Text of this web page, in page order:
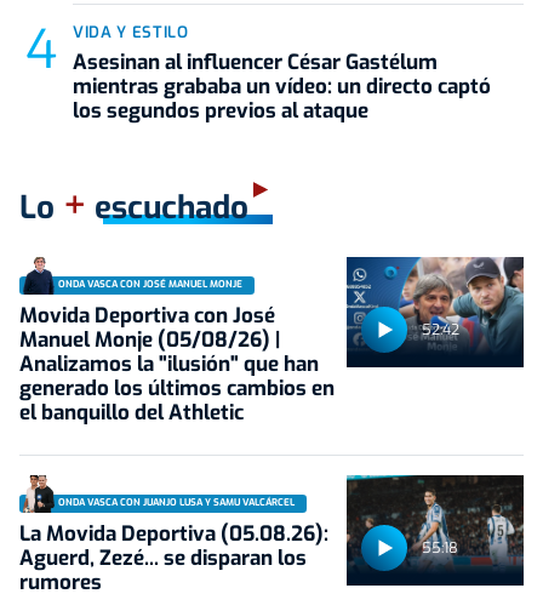
VIDA Y ESTILO
Asesinan al influencer César Gastélum
mientras grababa un vídeo: un directo captó
los segundos previos al ataque
Lo + escuchado
52:42
ONDA VASCA CON JOSÉ MANUEL MONJE
Movida Deportiva con José
Manuel Monje (05/08/26) |
Analizamos la "ilusión" que han
generado los últimos cambios en
el banquillo del Athletic
55:18
ONDA VASCA CON JUANJO LUSA Y SAMU VALCÁRCEL
La Movida Deportiva (05.08.26):
Aguerd, Zezé... se disparan los
rumores